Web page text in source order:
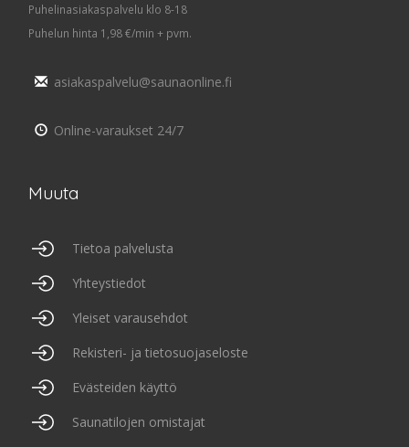
Puhelinasiakaspalvelu klo 8-18
Puhelun hinta 1,98 €/min + pvm.
asiakaspalvelu@saunaonline.fi
Online-varaukset 24/7
Muuta
Tietoa palvelusta
Yhteystiedot
Yleiset varausehdot
Rekisteri- ja tietosuojaseloste
Evästeiden käyttö
Saunatilojen omistajat